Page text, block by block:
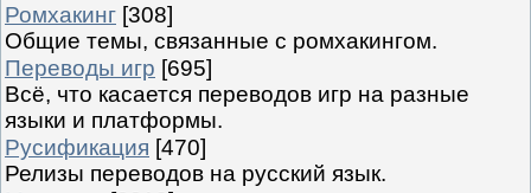
Ромхакинг [308]
Общие темы, связанные с ромхакингом.
Переводы игр [695]
Всё, что касается переводов игр на разные
языки и платформы.
Русификация [470]
Релизы переводов на русский язык.